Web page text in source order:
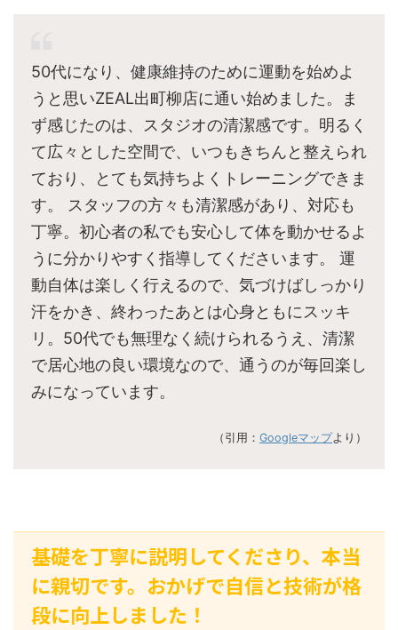
50代になり、健康維持のために運動を始めよ
うと思いZEAL出町柳店に通い始めました。ま
ず感じたのは、スタジオの清潔感です。明るく
て広々とした空間で、いつもきちんと整えられ
ており、とても気持ちよくトレーニングできま
す。 スタッフの方々も清潔感があり、対応も
丁寧。初心者の私でも安心して体を動かせるよ
うに分かりやすく指導してくださいます。 運
動自体は楽しく行えるので、気づけばしっかり
汗をかき、終わったあとは心身ともにスッキ
リ。50代でも無理なく続けられるうえ、清潔
で居心地の良い環境なので、通うのが毎回楽し
みになっています。
（引用： Googleマップより）
基礎を丁寧に説明してくださり、本当
に親切です。おかげで自信と技術が格
段に向上しました！